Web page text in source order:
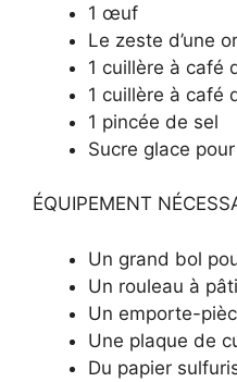
1 œuf
Le zeste d’une
1 cuillère à café
1 cuillère à café
1 pincée de sel
Sucre glace
ÉQUIPEMENT
Un grand bol
Un rouleau à
Un emporte-
Une plaque de
Du papier